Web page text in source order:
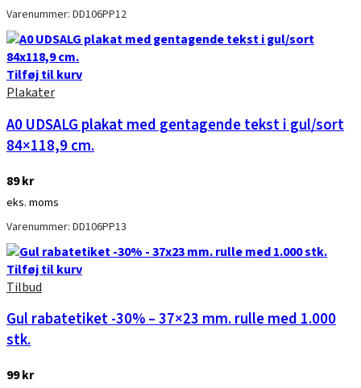
Varenummer: DD106PP12
Tilføj til kurv
Plakater
A0 UDSALG plakat med gentagende tekst i gul/sort
84×118,9 cm.
89kr
eks. moms
Varenummer: DD106PP13
Tilføj til kurv
Tilbud
Gul rabatetiket -30% – 37×23 mm. rulle med 1.000
stk.
99kr